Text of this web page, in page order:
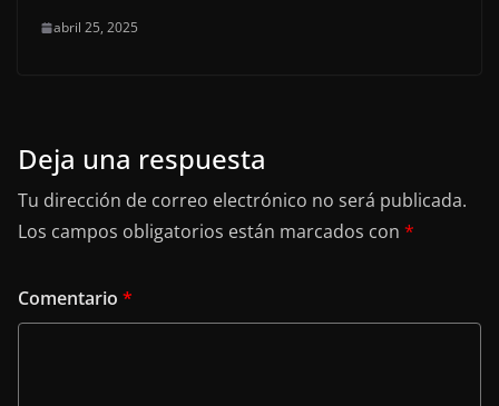
abril 25, 2025
Deja una respuesta
Tu dirección de correo electrónico no será publicada.
Los campos obligatorios están marcados con *
Comentario *